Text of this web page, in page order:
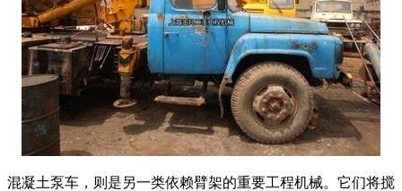
混凝土泵车，则是另一类依赖臂架的重要工程机械。它们将搅